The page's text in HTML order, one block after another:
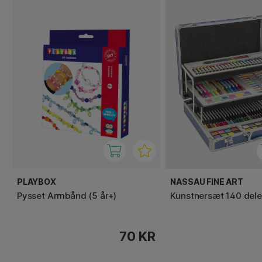
PLAYBOX
Pysset Armbånd (5 år+)
70 KR
NASSAU FINE ART
Kunstnersæt 140 dele